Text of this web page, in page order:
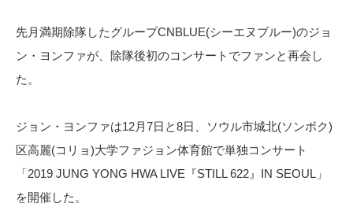
先月満期除隊したグループCNBLUE(シーエヌブルー)のジョ
ン・ヨンファが、除隊後初のコンサートでファンと再会し
た。
ジョン・ヨンファは12月7日と8日、ソウル市城北(ソンボク)
区高麗(コリョ)大学ファジョン体育館で単独コンサート
「2019 JUNG YONG HWA LIVE『STILL 622』IN SEOUL」
を開催した。